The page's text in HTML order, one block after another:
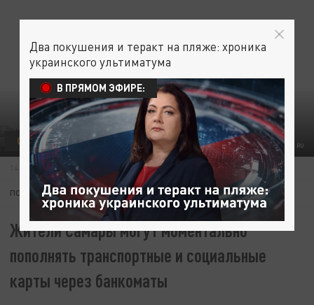
SAMADM.RU
ОБЩЕСТВО
14 СЕНТЯБРЯ 10:14
ПОДПИШИТЕСЬ:
Жители Самары могут моментально
пополнять транспортные и социальные
карты через банкоматы
Два покушения и теракт на пляже: хроника
украинского ультиматума
В ПРЯМОМ ЭФИРЕ: